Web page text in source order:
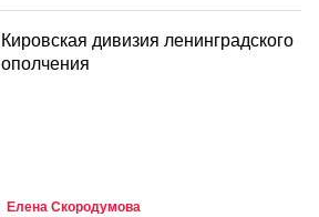
Кировская дивизия ленинградского
ополчения
Елена Скородумова